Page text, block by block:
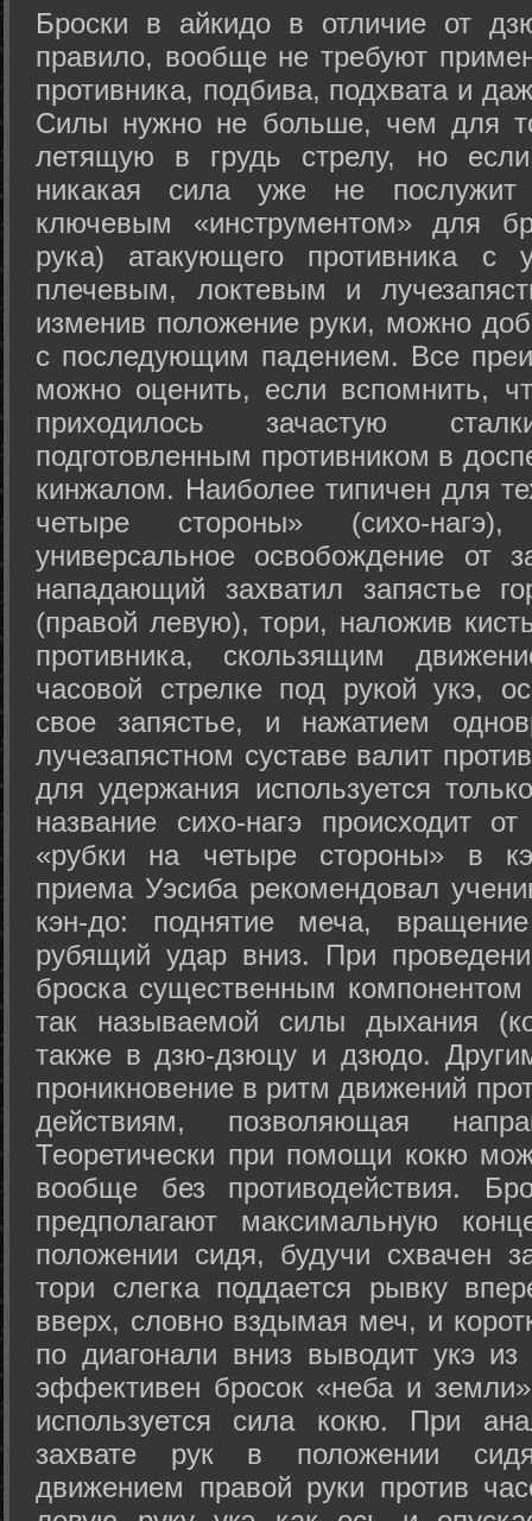
Броски в айкидо в отличие от
правило, вообще не требуют
противника, подбива, подхвата и
Силы нужно не больше, чем для
летящую в грудь стрелу, но
никакая сила уже не
ключевым «инструментом» для
рука) атакующего противника с
плечевым, локтевым и
изменив положение руки, можно
с последующим падением. Все
можно оценить, если вспомнить,
приходилось зачастую
подготовленным противником в
кинжалом. Наиболее типичен для
четыре стороны» (сихо-
универсальное освобождение от
нападающий захватил запястье
(правой левую), тори, наложив
противника, скользящим
часовой стрелке под рукой укэ,
свое запястье, и нажатием
лучезапястном суставе валит
для удержания используется
название сихо-нагэ происходит
«рубки на четыре стороны» в
приема Уэсиба рекомендовал
кэн-до: поднятие меча,
рубящий удар вниз. При
броска существенным компонентом
так называемой силы дыхания
также в дзю-дзюцу и дзюдо.
проникновение в ритм движений
действиям, позволяющая
Теоретически при помощи кокю
вообще без противодействия.
предполагают максимальную
положении сидя, будучи схвачен
тори слегка поддается рывку
вверх, словно вздымая меч, и
по диагонали вниз выводит укэ
эффективен бросок «неба и
используется сила кокю. При
захвате рук в положении
движением правой руки против